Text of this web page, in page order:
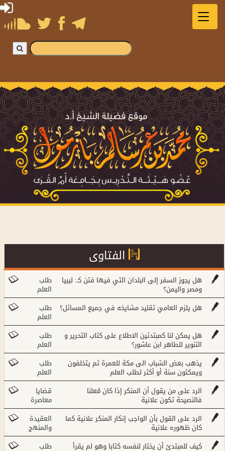
طلب
العلم
هل يجوز السفر إلى البلدان التي فيها فتن كـ: ليبيا
ومصر واليمن؟
طلب
العلم
هل يلزم العاميَ تقليد مشايخه في جميع المسائل؟
طلب
العلم
هل يمكن لنا كمبتدئين الاطلاع على كتاب التحرير و
التنوير للطاهر ابن عاشور؟
طلب
العلم
يذهب بعض الشباب الى مكة للعمرة ثم يتخلفون
ويمكثون سنة أو أكثر لطلب العلم
قضايا
معاصرة
الرد على من يقول أن المنكر إذا كان مُعلنا
فالنصيحة تكون علانية
العقيدة
والمنهج
الرد على القول بأن الواجب إنكار المنكر علانية كما
كان ظهوره علانية
طلب
كيف للمبتدئ أن يختار لنفسه كتابا وهو لم يقرأ